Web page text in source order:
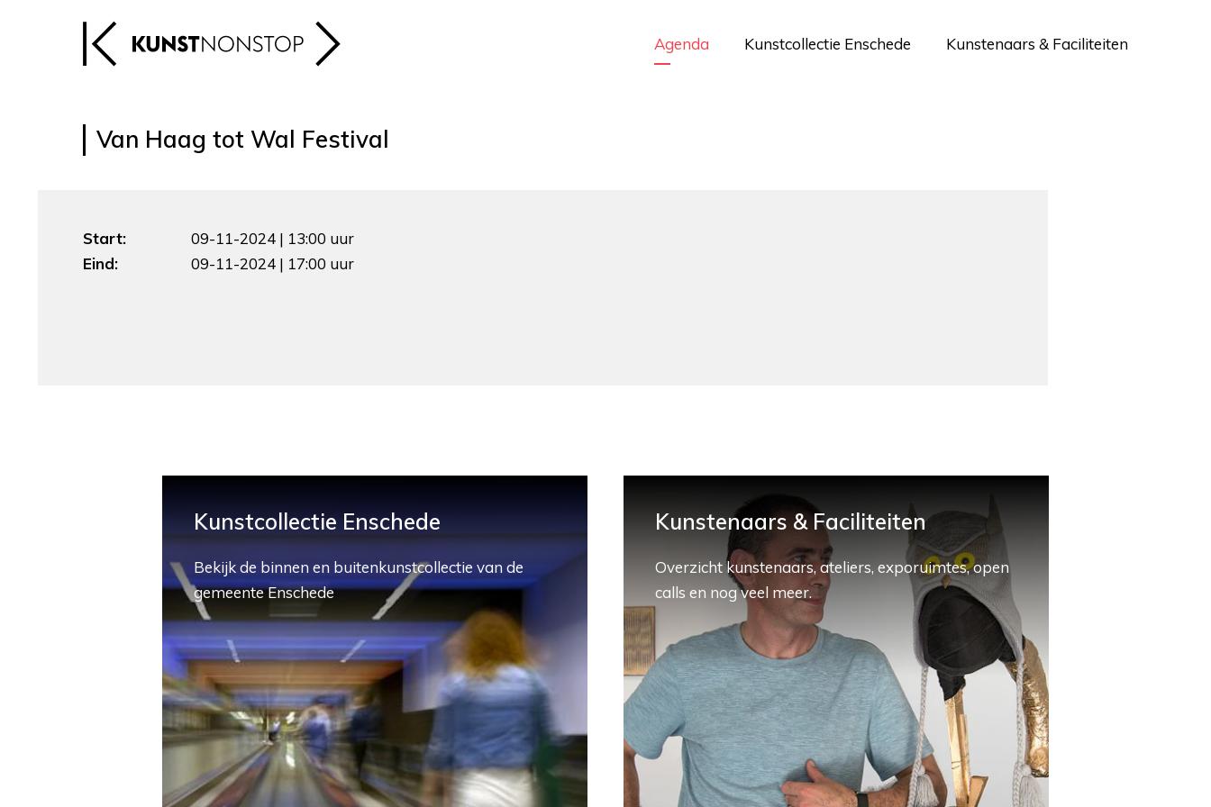
Agenda Kunstcollectie Enschede Kunstenaars & Faciliteiten
Van Haag tot Wal Festival
Start:
09-11-2024 | 13:00 uur
Eind:
09-11-2024 | 17:00 uur
Kunstcollectie Enschede
Bekijk de binnen en buitenkunstcollectie van de
gemeente Enschede
Kunstenaars & Faciliteiten
Overzicht kunstenaars, ateliers, exporuimtes, open
calls en nog veel meer.